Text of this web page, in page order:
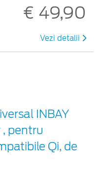
€ 49,90
Vezi detalii
INBAY
pentru
Qi, de